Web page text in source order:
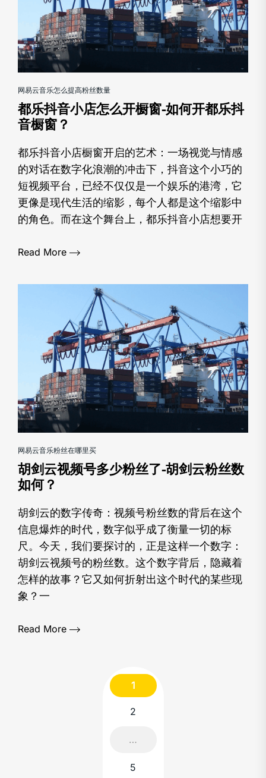
网易云音乐怎么提高粉丝数量
都乐抖音小店怎么开橱窗-如何开都乐抖
音橱窗？
都乐抖音小店橱窗开启的艺术：一场视觉与情感
的对话在数字化浪潮的冲击下，抖音这个小巧的
短视频平台，已经不仅仅是一个娱乐的港湾，它
更像是现代生活的缩影，每个人都是这个缩影中
的角色。而在这个舞台上，都乐抖音小店想要开
Read More
网易云音乐粉丝在哪里买
胡剑云视频号多少粉丝了-胡剑云粉丝数
如何？
胡剑云的数字传奇：视频号粉丝数的背后在这个
信息爆炸的时代，数字似乎成了衡量一切的标
尺。今天，我们要探讨的，正是这样一个数字：
胡剑云视频号的粉丝数。这个数字背后，隐藏着
怎样的故事？它又如何折射出这个时代的某些现
象？一
Read More
Posts
navigation
1
2
…
5